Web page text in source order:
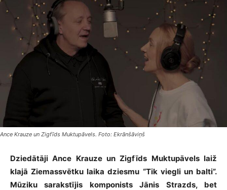
Ance Krauze un Zigfīds Muktupāvels. Foto: Ekrānšāviņš
Dziedātāji Ance Krauze un Zigfīds Muktupāvels laiž
klajā Ziemassvētku laika dziesmu “Tik viegli un balti”.
Mūziku sarakstījis komponists Jānis Strazds, bet